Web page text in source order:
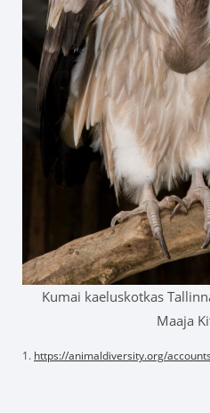
Kumai kaeluskotkas
Maaja
1. https://animaldiversity.org/